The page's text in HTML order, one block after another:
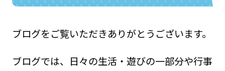
ブログをご覧いただきありがとうございます。
ブログでは、日々の生活・遊びの一部分や行事